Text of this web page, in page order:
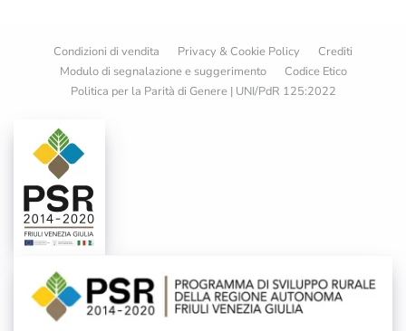
Condizioni di vendita Privacy & Cookie Policy
Crediti
Modulo di segnalazione e suggerimento
Codice Etico
Politica per la Parità di Genere | UNI/PdR 125:2022